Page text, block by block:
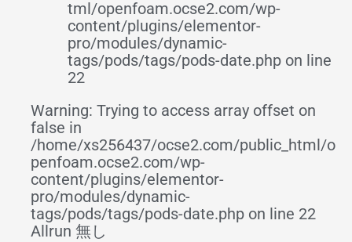
tml/openfoam.ocse2.com/wp-
content/plugins/elementor-
pro/modules/dynamic-
tags/pods/tags/pods-date.php on line
22
Warning: Trying to access array offset on
false in
/home/xs256437/ocse2.com/public_html/o
penfoam.ocse2.com/wp-
content/plugins/elementor-
pro/modules/dynamic-
tags/pods/tags/pods-date.php on line 22
Allrun 無し